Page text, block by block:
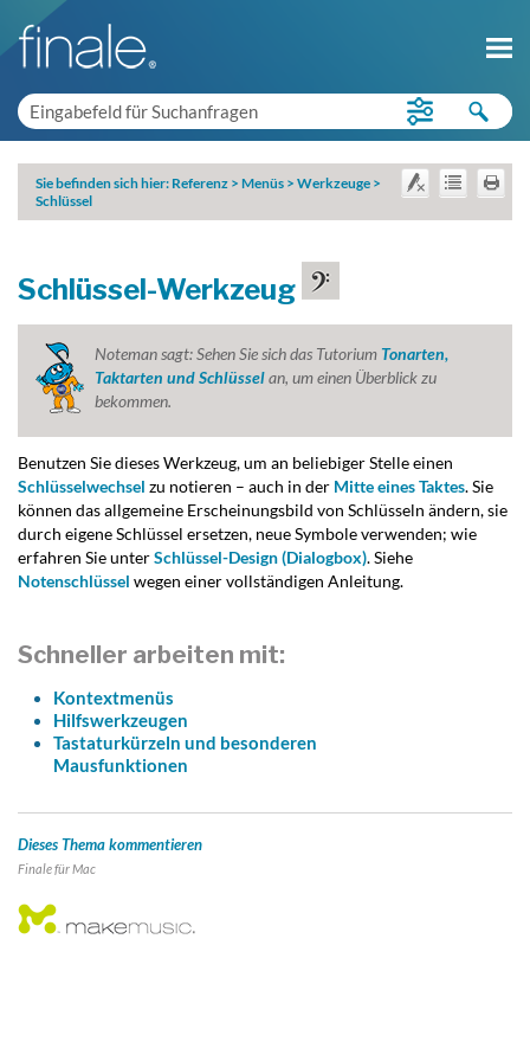
Sie befinden sich hier: Referenz > Menüs > Werkzeuge >
Schlüssel
Schlüssel-Werkzeug
Noteman sagt:Sehen Sie sich das Tutorium Tonarten,
Taktarten und Schlüsselan, um einen Überblick zu
bekommen.
Benutzen Sie dieses Werkzeug, um an beliebiger Stelle einen
Schlüsselwechsel zu notieren – auch in der Mitte eines Taktes. Sie
können das allgemeine Erscheinungsbild von Schlüsseln ändern, sie
durch eigene Schlüssel ersetzen, neue Symbole verwenden; wie
erfahren Sie unterSchlüssel-Design (Dialogbox). Siehe
Notenschlüssel wegen einer vollständigen Anleitung.
Schneller arbeiten mit:
Kontextmenüs
Hilfswerkzeugen
Tastaturkürzeln und besonderen
Mausfunktionen
Dieses Thema kommentieren
Finale fürMac